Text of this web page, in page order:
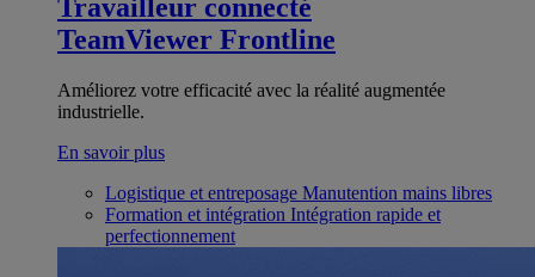
Travailleur connecté
TeamViewer Frontline
Améliorez votre efficacité avec la réalité augmentée
industrielle.
En savoir plus
Logistique et entreposage Manutention mains libres
Formation et intégration Intégration rapide et
perfectionnement